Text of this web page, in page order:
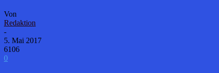
Von
Redaktion
-
5. Mai 2017
6106
0